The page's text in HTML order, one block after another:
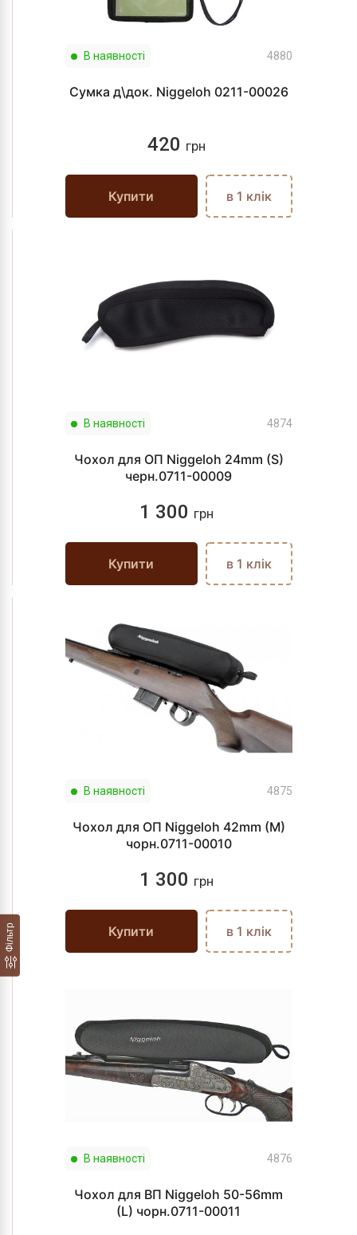
Фільтр
В наявності 4880
Сумка д\док. Niggeloh 0211-00026
420 грн
Купити в 1 клік
В наявності 4874
Чохол для ОП Niggeloh 24mm (S)
черн.0711-00009
1 300 грн
Купити в 1 клік
В наявності 4875
Чохол для ОП Niggeloh 42mm (M)
чорн.0711-00010
1 300 грн
Купити в 1 клік
В наявності 4876
Чохол для ВП Niggeloh 50-56mm
(L) чорн.0711-00011